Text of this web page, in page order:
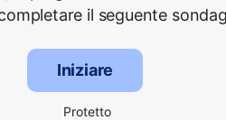
il seguente
Iniziare
Protetto